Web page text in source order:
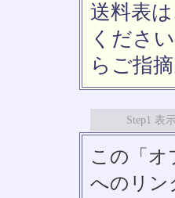
送料表
くださ
らご指
Step1 表
この「オ
へのリン